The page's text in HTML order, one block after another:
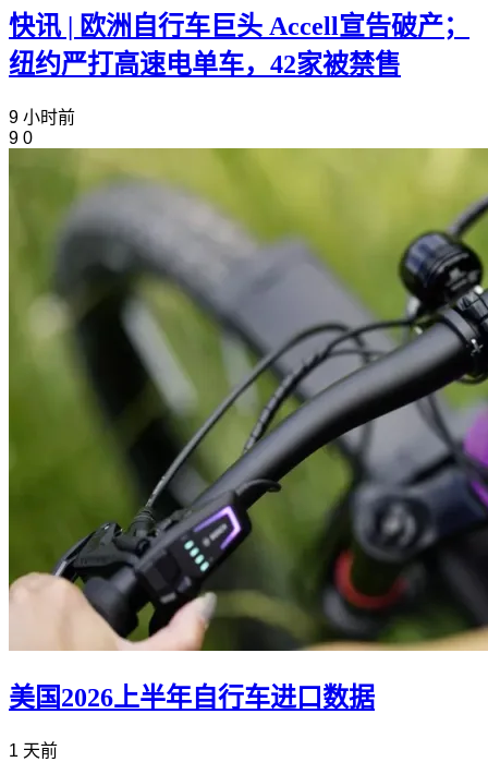
快讯 | 欧洲自行车巨头 Accell宣告破产；
纽约严打高速电单车，42家被禁售
9 小时前
9 0
美国2026上半年自行车进口数据
1 天前